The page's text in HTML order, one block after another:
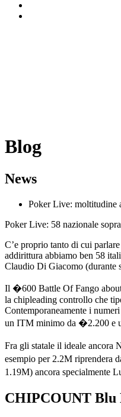
Blog
News
Poker Live: moltitudine
Poker Live: 58 nazionale
C’e proprio tanto di cui
addirittura abbiamo ben 58
Claudio Di Giacomo (durante
Il �600 Battle Of Fango
la chipleading controllo che
Contemporaneamente i
un ITM minimo da �2.200 e
Fra gli statale il ideale
esempio per 2.2M riprendera
1.19M) ancora specialmente
CHIPCOUNT